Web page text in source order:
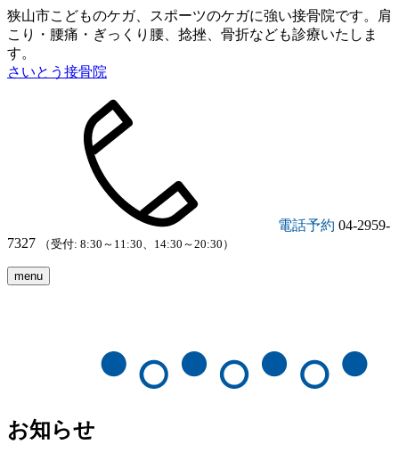
狭山市こどものケガ、スポーツのケガに強い接骨院です。肩
こり・腰痛・ぎっくり腰、捻挫、骨折なども診療いたしま
す。
さいとう接骨院
電話予約 04-2959-
7327
（受付: 8:30～11:30、14:30～20:30）
menu
お知らせ